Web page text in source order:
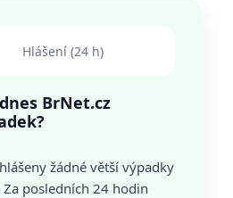
Hlášení (24 h)
BrNet.cz
žádné větší výpadky
Za posledních 24 hodin